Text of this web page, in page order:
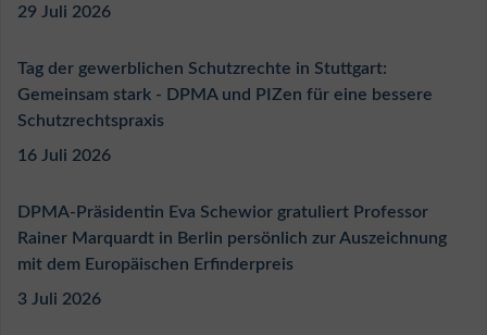
29 Juli 2026
Tag der gewerblichen Schutzrechte in Stuttgart:
Gemeinsam stark - DPMA und PIZen für eine bessere
Schutzrechtspraxis
16 Juli 2026
DPMA-Präsidentin Eva Schewior gratuliert Professor
Rainer Marquardt in Berlin persönlich zur Auszeichnung
mit dem Europäischen Erfinderpreis
3 Juli 2026